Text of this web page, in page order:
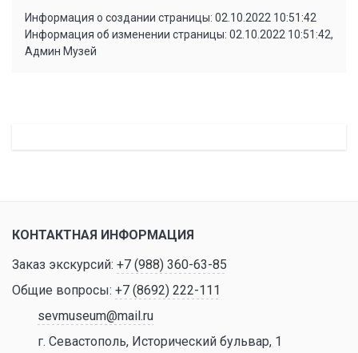
Информация о создании страницы: 02.10.2022 10:51:42
Информация об изменении страницы: 02.10.2022 10:51:42,
Админ Музей
КОНТАКТНАЯ ИНФОРМАЦИЯ
Заказ экскурсий: +7 (988) 360-63-85
Общие вопросы: +7 (8692) 222-111
sevmuseum@mail.ru
г. Севастополь, Исторический бульвар, 1